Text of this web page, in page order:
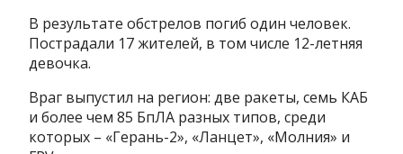
В результате обстрелов погиб один человек.
Пострадали 17 жителей, в том числе 12-летняя
девочка.
Враг выпустил на регион: две ракеты, семь КАБ
и более чем 85 БпЛА разных типов, среди
которых – «Герань-2», «Ланцет», «Молния» и